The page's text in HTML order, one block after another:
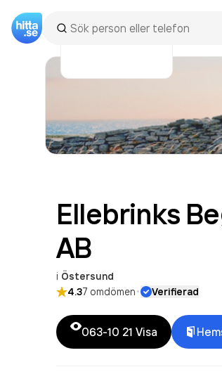
Ellebrinks
AB
i Östersund
4.37 omdömen· Verifierad
063-10 21 Visa